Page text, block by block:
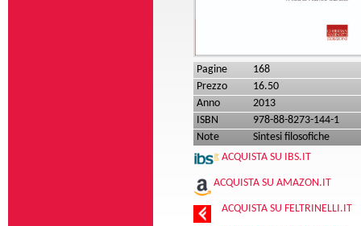
Pagine
168
Prezzo
16.50
Anno
2013
ISBN
978-88-8273-144-1
Note
Sintesi filosofiche
ACQUISTA SU IBS.IT
ACQUISTA SU AMAZON.IT
ACQUISTA SU FELTRINELLI.IT